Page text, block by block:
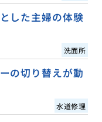
した主婦の体験
洗面所
の切り替えが動
水道修理